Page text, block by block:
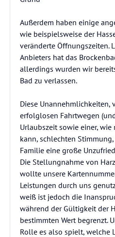
Außerdem haben einige
wie beispielsweise der
veränderte Öffnungszeiten.
Anbieters hat das
allerdings wurden wir
Bad zu verlassen.
Diese Unannehmlichkeiten,
erfolglosen Fahrtwegen
Urlaubszeit sowie einer,
kann, schlechten
Familie eine große
Die Stellungnahme von
wollte unsere
Leistungen durch uns
weiß ist jedoch die
während der Gültigkeit der
bestimmten Wert begrenzt.
Rolle es also spielt, welche